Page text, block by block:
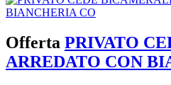
Offerta PRIVATO
ARREDATO CON